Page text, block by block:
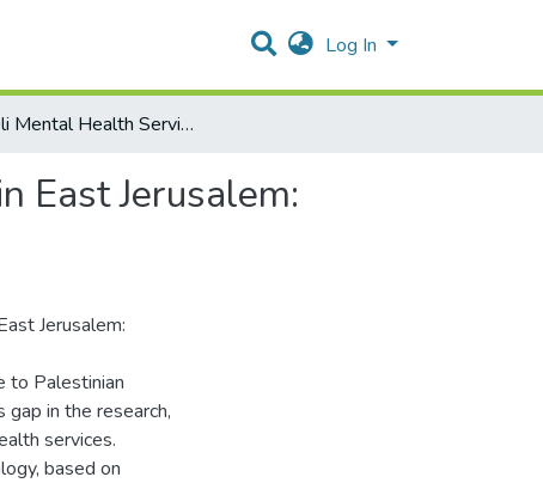
Log In
Israeli Mental Health Services for Palestinian Women in East Jerusalem: Availability and Barriers to Care
East Jerusalem:
Jerusalem:
to Palestinian
in the research,
services.
based on